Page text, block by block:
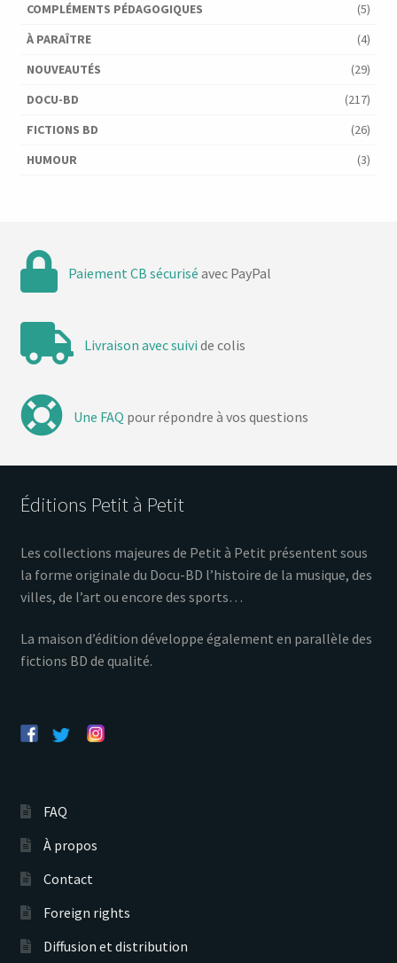
COMPLÉMENTS PÉDAGOGIQUES
(5)
À PARAÎTRE
(4)
NOUVEAUTÉS
(29)
DOCU-BD
(217)
FICTIONS BD
(26)
HUMOUR
(3)
Paiement CB sécurisé avec PayPal
Livraison avec suivi de colis
Une FAQ pour répondre à vos questions
Éditions Petit à Petit
Les collections majeures de Petit à Petit présentent sous
la forme originale du Docu-BD l’histoire de la musique, des
villes, de l’art ou encore des sports…
La maison d’édition développe également en parallèle des
fictions BD de qualité.
FAQ
À propos
Contact
Foreign rights
Diffusion et distribution